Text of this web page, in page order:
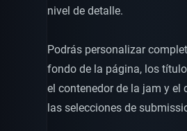
nivel de detalle.
Podrás personalizar
fondo de la página, los
el contenedor de la jam y el
las selecciones de